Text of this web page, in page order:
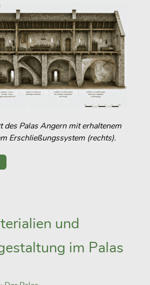
des Palas Angern mit erhaltenem
Erschließungssystem (rechts).
und
im Palas